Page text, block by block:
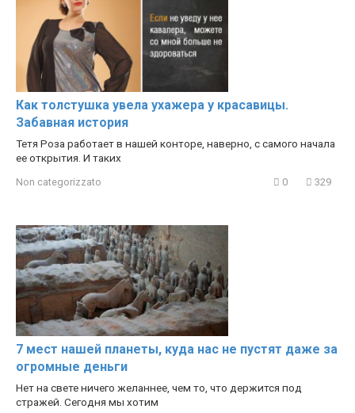
Как толстушка увела ухажера у красавицы.
Забавная история
Тетя Роза работает в нашей конторе, наверно, с самого начала
ее открытия. И таких
Non categorizzato 0 329
7 мест нашей планеты, куда нас не пустят даже за
огромные деньги
Нет на свете ничего желаннее, чем то, что держится под
стражей. Сегодня мы хотим